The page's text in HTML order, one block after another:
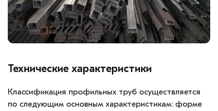
Технические характеристики
Классификация профильных труб осуществляется
по следующим основным характеристикам: форме